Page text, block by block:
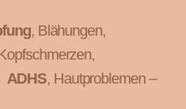
, Blähungen,
ADHS, Hautproblemen –